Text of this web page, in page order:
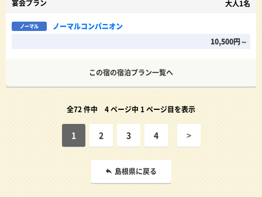
宴会プラン 大人1名
ノーマル
ノーマルコンパニオン
10,500円～
この宿の宿泊プラン一覧へ
全72 件中 4 ページ中 1 ページ目を表示
1 2 3 4 >
島根県に戻る